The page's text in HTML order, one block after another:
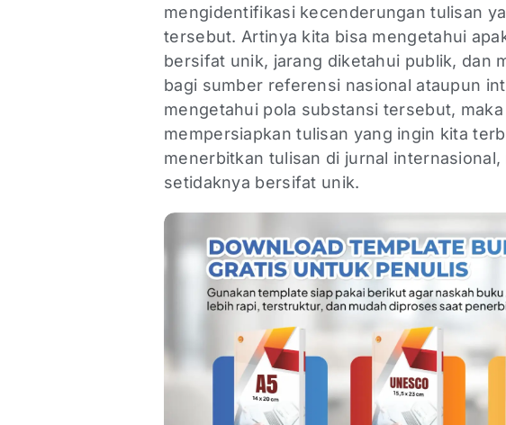
mengidentifikasi kecenderungan tulisan
tersebut. Artinya kita bisa mengetahui
bersifat unik, jarang diketahui publik, dan
bagi sumber referensi nasional ataupun
mengetahui pola substansi tersebut,
mempersiapkan tulisan yang ingin kita
menerbitkan tulisan di jurnal
setidaknya bersifat unik.